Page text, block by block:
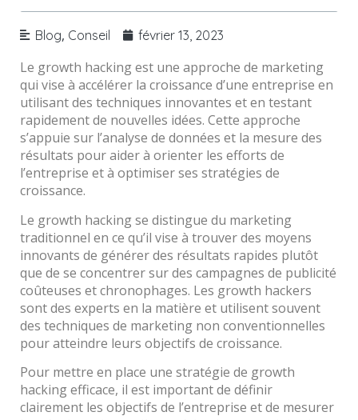
Blog, Conseil février 13, 2023
Le growth hacking est une approche de marketing
qui vise à accélérer la croissance d’une entreprise en
utilisant des techniques innovantes et en testant
rapidement de nouvelles idées. Cette approche
s’appuie sur l’analyse de données et la mesure des
résultats pour aider à orienter les efforts de
l’entreprise et à optimiser ses stratégies de
croissance.
Le growth hacking se distingue du marketing
traditionnel en ce qu’il vise à trouver des moyens
innovants de générer des résultats rapides plutôt
que de se concentrer sur des campagnes de publicité
coûteuses et chronophages. Les growth hackers
sont des experts en la matière et utilisent souvent
des techniques de marketing non conventionnelles
pour atteindre leurs objectifs de croissance.
Pour mettre en place une stratégie de growth
hacking efficace, il est important de définir
clairement les objectifs de l’entreprise et de mesurer